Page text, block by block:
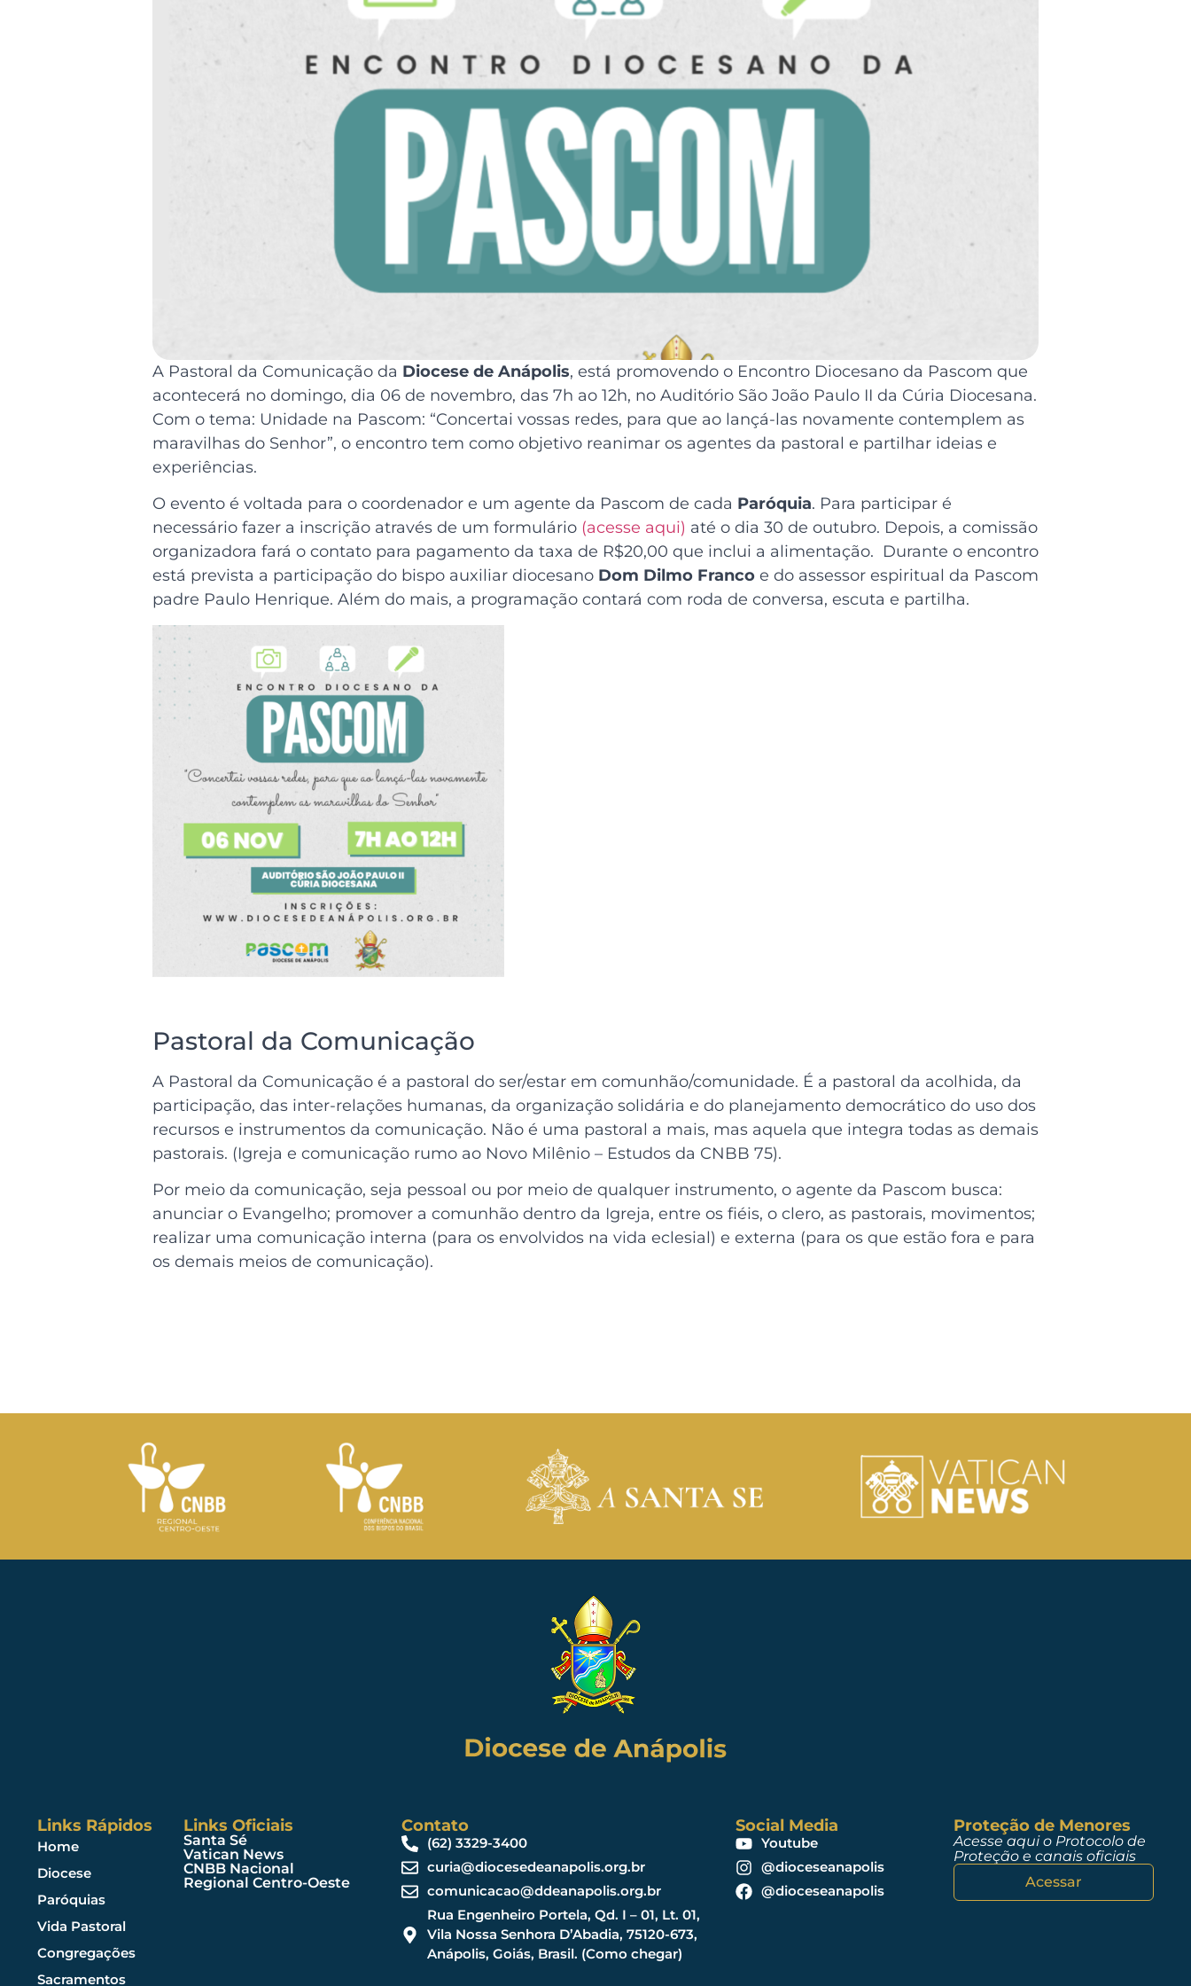
A Pastoral da Comunicação da Diocese de Anápolis, está promovendo o Encontro Diocesano da Pascom que
acontecerá no domingo, dia 06 de novembro, das 7h ao 12h, no Auditório São João Paulo II da Cúria Diocesana.
Com o tema: Unidade na Pascom: “Concertai vossas redes, para que ao lançá-las novamente contemplem as
maravilhas do Senhor”, o encontro tem como objetivo reanimar os agentes da pastoral e partilhar ideias e
experiências.
O evento é voltada para o coordenador e um agente da Pascom de cada Paróquia. Para participar é
necessário fazer a inscrição através de um formulário (acesse aqui) até o dia 30 de outubro. Depois, a comissão
organizadora fará o contato para pagamento da taxa de R$20,00 que inclui a alimentação. Durante o encontro
está prevista a participação do bispo auxiliar diocesano Dom Dilmo Franco e do assessor espiritual da Pascom
padre Paulo Henrique. Além do mais, a programação contará com roda de conversa, escuta e partilha.
Pastoral da Comunicação
A Pastoral da Comunicação é a pastoral do ser/estar em comunhão/comunidade. É a pastoral da acolhida, da
participação, das inter-relações humanas, da organização solidária e do planejamento democrático do uso dos
recursos e instrumentos da comunicação. Não é uma pastoral a mais, mas aquela que integra todas as demais
pastorais. (Igreja e comunicação rumo ao Novo Milênio – Estudos da CNBB 75).
Por meio da comunicação, seja pessoal ou por meio de qualquer instrumento, o agente da Pascom busca:
anunciar o Evangelho; promover a comunhão dentro da Igreja, entre os fiéis, o clero, as pastorais, movimentos;
realizar uma comunicação interna (para os envolvidos na vida eclesial) e externa (para os que estão fora e para
os demais meios de comunicação).
Links Rápidos
Home
Diocese
Paróquias
Vida Pastoral
Congregações
Sacramentos
Links Oficiais
Santa Sé
Vatican News
CNBB Nacional
Regional Centro-Oeste
Contato
(62) 3329-3400
curia@diocesedeanapolis.org.br
comunicacao@ddeanapolis.org.br
Rua Engenheiro Portela, Qd. I – 01, Lt. 01,
Vila Nossa Senhora D’Abadia, 75120-673,
Anápolis, Goiás, Brasil. (Como chegar)
Social Media
Youtube
@dioceseanapolis
@dioceseanapolis
Proteção de Menores
Acesse aqui o Protocolo de
Proteção e canais oficiais
Acessar